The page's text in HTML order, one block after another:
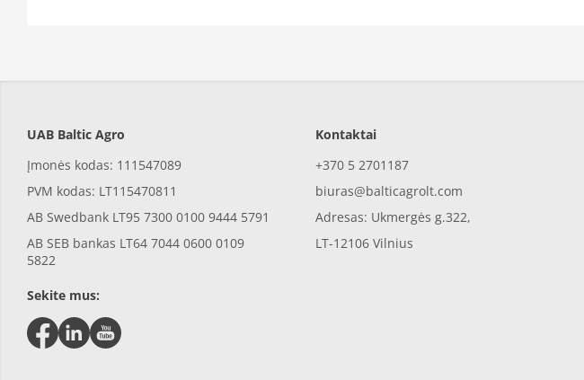
UAB Baltic Agro
Įmonės kodas: 111547089
PVM kodas: LT115470811
AB Swedbank LT95 7300 0100 9444 5791
AB SEB bankas LT64 7044 0600 0109
5822
Kontaktai
+370 5 2701187
biuras@balticagrolt.com
Adresas: Ukmergės g.322,
LT-12106 Vilnius
Sekite mus: